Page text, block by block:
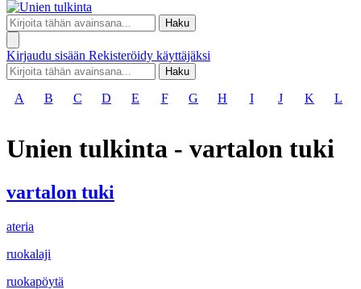
Haku
Kirjaudu sisään Rekisteröidy käyttäjäksi
Haku
A B C D E F G H I J K L
Unien tulkinta - vartalon tuki
vartalon tuki
ateria
ruokalaji
ruokapöytä